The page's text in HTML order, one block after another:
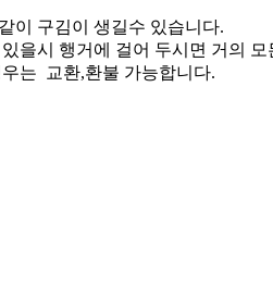
이 구김이 생길수 있습니다.
을시 행거에 걸어 두시면 거의
는 교환,환불 가능합니다.